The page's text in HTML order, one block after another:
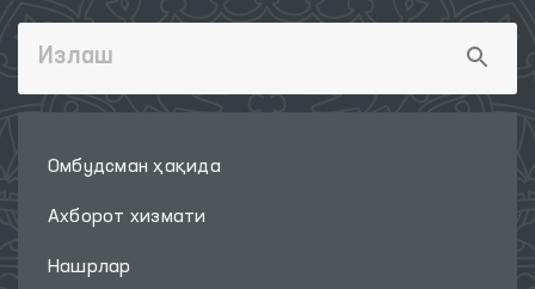
Омбудсман ҳақида
Ахборот хизмати
Нашрлар